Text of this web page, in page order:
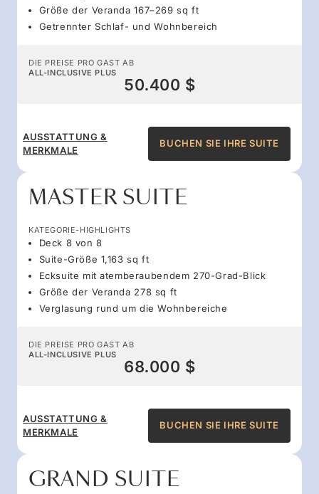
Größe der Veranda 167–269 sq ft
Getrennter Schlaf- und Wohnbereich
DIE PREISE PRO GAST AB
ALL-INCLUSIVE PLUS
50.400 $
AUSSTATTUNG &
MERKMALE
BUCHEN SIE IHRE SUITE
MASTER SUITE
KATEGORIE-HIGHLIGHTS
Deck 8 von 8
Suite-Größe 1,163 sq ft
Ecksuite mit atemberaubendem 270-Grad-Blick
Größe der Veranda 278 sq ft
Verglasung rund um die Wohnbereiche
DIE PREISE PRO GAST AB
ALL-INCLUSIVE PLUS
68.000 $
AUSSTATTUNG &
MERKMALE
BUCHEN SIE IHRE SUITE
GRAND SUITE